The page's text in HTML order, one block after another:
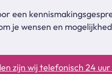
een
je wensen en
zijn wij telefonisch 24